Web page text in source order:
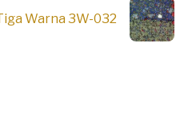
Warna 3W-032